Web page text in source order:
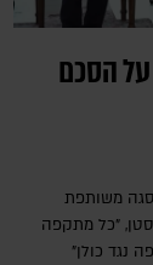
על הסכם
משותפת
"כל מתקפה
נגד כולן"